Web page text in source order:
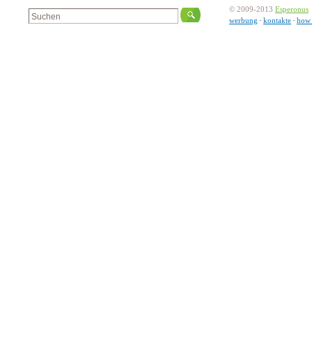
© 2009-2013 Esperonus
werbung
kontakte how